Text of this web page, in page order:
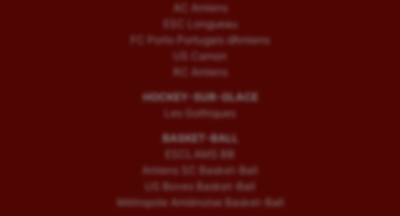
AC Amiens
ESC Longueau
FC Porto Portugais d’Amiens
US Camon
RC Amiens
HOCKEY-SUR-GLACE
Les Gothiques
BASKET-BALL
ESCLAMS BB
Amiens SC Basket-Ball
US Boves Basket-Ball
Métropole Amiénoise Basket-Ball